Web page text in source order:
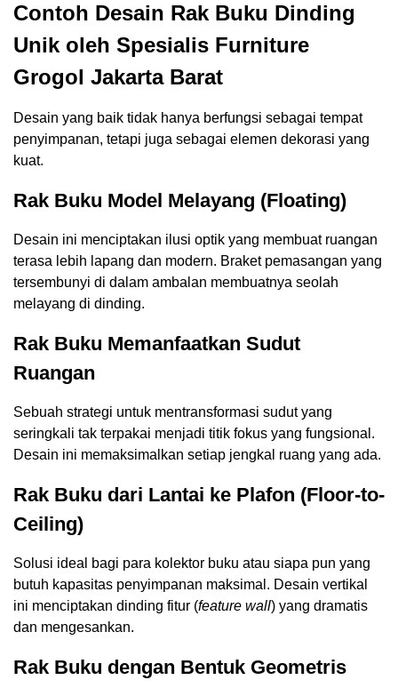
Contoh Desain Rak Buku Dinding
Unik oleh Spesialis Furniture
Grogol Jakarta Barat
Desain yang baik tidak hanya berfungsi sebagai tempat
penyimpanan, tetapi juga sebagai elemen dekorasi yang
kuat.
Rak Buku Model Melayang (Floating)
Desain ini menciptakan ilusi optik yang membuat ruangan
terasa lebih lapang dan modern. Braket pemasangan yang
tersembunyi di dalam ambalan membuatnya seolah
melayang di dinding.
Rak Buku Memanfaatkan Sudut
Ruangan
Sebuah strategi untuk mentransformasi sudut yang
seringkali tak terpakai menjadi titik fokus yang fungsional.
Desain ini memaksimalkan setiap jengkal ruang yang ada.
Rak Buku dari Lantai ke Plafon (Floor-to-
Ceiling)
Solusi ideal bagi para kolektor buku atau siapa pun yang
butuh kapasitas penyimpanan maksimal. Desain vertikal
ini menciptakan dinding fitur (feature wall) yang dramatis
dan mengesankan.
Rak Buku dengan Bentuk Geometris